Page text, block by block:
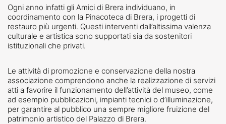
Ogni anno infatti gli Amici di Brera individuano, in
coordinamento con la Pinacoteca di Brera, i progetti di
restauro più urgenti. Questi interventi dall’altissima valenza
culturale e artistica sono supportati sia da sostenitori
istituzionali che privati.
Le attività di promozione e conservazione della nostra
associazione comprendono anche la realizzazione di servizi
atti a favorire il funzionamento dell’attività del museo, come
ad esempio pubblicazioni, impianti tecnici o d’illuminazione,
per garantire al pubblico una sempre migliore fruizione del
patrimonio artistico del Palazzo di Brera.